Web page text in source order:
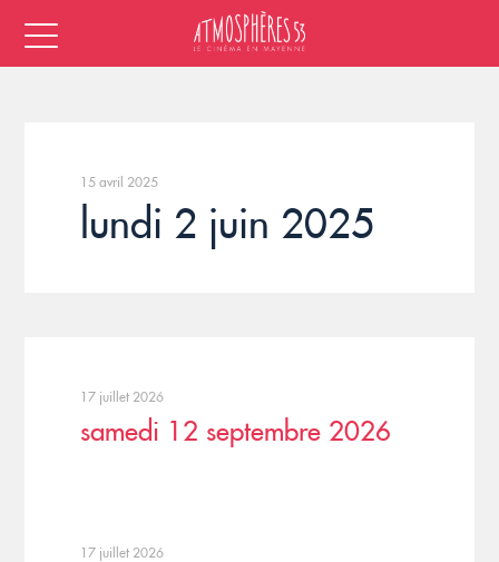
15 avril 2025
lundi 2 juin 2025
17 juillet 2026
samedi 12 septembre 2026
17 juillet 2026